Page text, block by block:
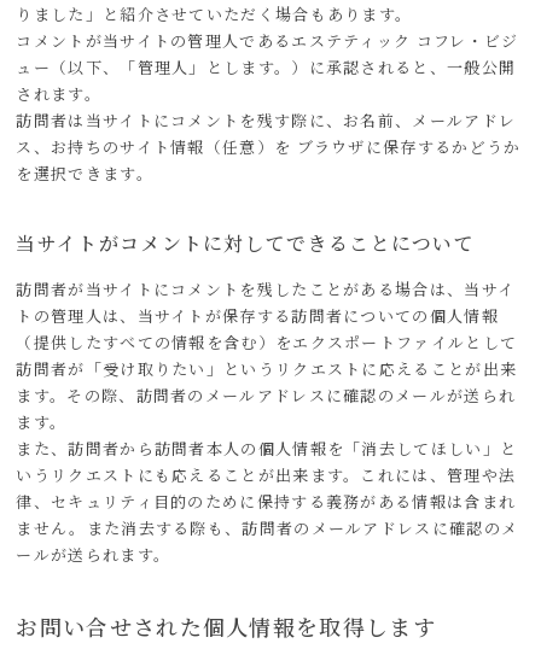
りました」と紹介させていただく場合もあります。
コメントが当サイトの管理人であるエステティック コフレ・ビジ
ュー（以下、「管理人」とします。）に承認されると、一般公開
されます。
訪問者は当サイトにコメントを残す際に、お名前、メールアドレ
ス、お持ちのサイト情報（任意）を ブラウザに保存するかどうか
を選択できます。
当サイトがコメントに対してできることについて
訪問者が当サイトにコメントを残したことがある場合は、当サイ
トの管理人は、当サイトが保存する訪問者についての個人情報
（提供したすべての情報を含む）をエクスポートファイルとして
訪問者が「受け取りたい」というリクエストに応えることが出来
ます。その際、訪問者のメールアドレスに確認のメールが送られ
ます。
また、訪問者から訪問者本人の個人情報を「消去してほしい」と
いうリクエストにも応えることが出来ます。これには、管理や法
律、セキュリティ目的のために保持する義務がある情報は含まれ
ません。また消去する際も、訪問者のメールアドレスに確認のメ
ールが送られます。
お問い合せされた個人情報を取得します